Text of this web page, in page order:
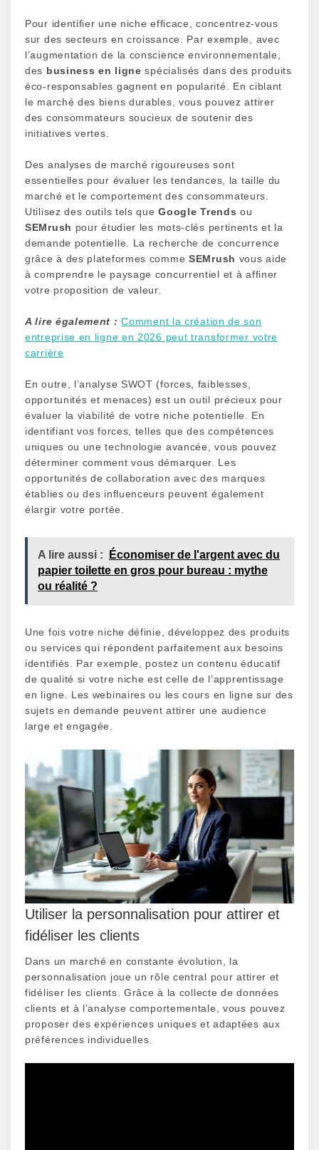
Pour identifier une niche efficace, concentrez-vous
sur des secteurs en croissance. Par exemple, avec
l’augmentation de la conscience environnementale,
des business en ligne spécialisés dans des produits
éco-responsables gagnent en popularité. En ciblant
le marché des biens durables, vous pouvez attirer
des consommateurs soucieux de soutenir des
initiatives vertes.
Des analyses de marché rigoureuses sont
essentielles pour évaluer les tendances, la taille du
marché et le comportement des consommateurs.
Utilisez des outils tels queGoogle Trends ou
SEMrush pour étudier les mots-clés pertinents et la
demande potentielle. La recherche de concurrence
grâce à des plateformes comme SEMrush vous aide
à comprendre le paysage concurrentiel et à affiner
votre proposition de valeur.
A lire également : Comment la création de son
entreprise en ligne en 2026 peut transformer votre
carrière
En outre, l’analyse SWOT (forces, faiblesses,
opportunités et menaces) est un outil précieux pour
évaluer la viabilité de votre niche potentielle. En
identifiant vos forces, telles que des compétences
uniques ou une technologie avancée, vous pouvez
déterminer comment vous démarquer. Les
opportunités de collaboration avec des marques
établies ou des influenceurs peuvent également
élargir votre portée.
A lire aussi :
Économiser de l'argent avec du
papier toilette en gros pour bureau : mythe
ou réalité ?
Une fois votre niche définie, développez des produits
ou services qui répondent parfaitement aux besoins
identifiés. Par exemple, postez un contenu éducatif
de qualité si votre niche est celle de l’apprentissage
en ligne. Les webinaires ou les cours en ligne sur des
sujets en demande peuvent attirer une audience
large et engagée.
Utiliser la personnalisation pour attirer et
fidéliser les clients
Dans un marché en constante évolution, la
personnalisation joue un rôle central pour attirer et
fidéliser les clients. Grâce à la collecte de données
clients et à l’analyse comportementale, vous pouvez
proposer des expériences uniques et adaptées aux
préférences individuelles.